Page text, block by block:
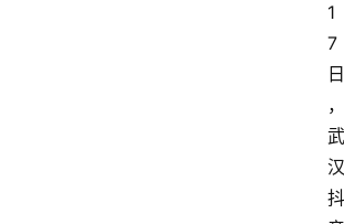
1
7
日
，
武
汉
抖